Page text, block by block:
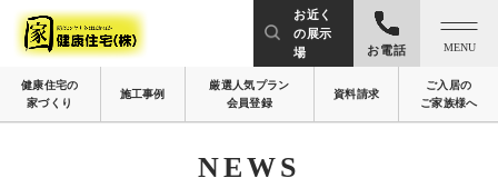
お近く
の展示
場
お電話 MENU
健康住宅の
家づくり
施工事例
厳選人気プラン
会員登録
資料請求
ご入居の
ご家族様へ
NEWS